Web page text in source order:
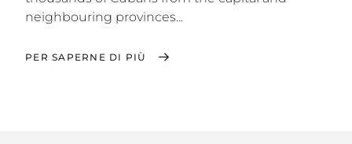
neighbouring provinces...
PER SAPERNE DI PIÙ